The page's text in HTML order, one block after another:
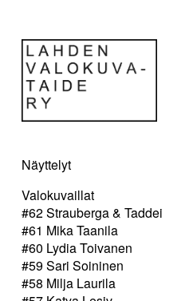
Näyttelyt
Valokuvaillat
#62 Strauberga & Taddei
#61 Mika Taanila
#60 Lydia Toivanen
#59 Sari Soininen
#58 Milja Laurila